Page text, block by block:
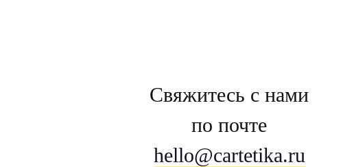
Свяжитесь с нами
по почте
hello@cartetika.ru